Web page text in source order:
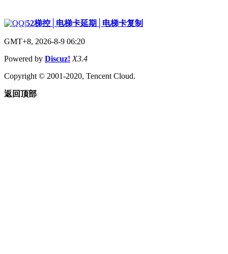
|52梯控│电梯卡延期│电梯卡复制
GMT+8, 2026-8-9 06:20
Powered by Discuz! X3.4
Copyright © 2001-2020, Tencent Cloud.
返回顶部